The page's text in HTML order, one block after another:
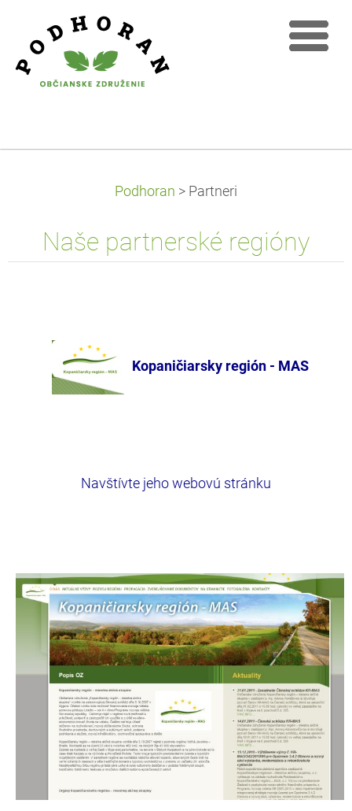
Podhoran > Partneri
Naše partnerské regióny
Kopaničiarsky región - MAS
Navštívte jeho webovú stránku